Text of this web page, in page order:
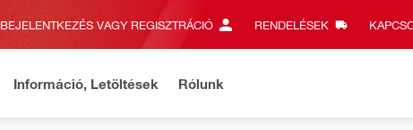
BEJELENTKEZÉS VAGY REGISZTRÁCIÓ RENDELÉSEK
Információ, Letöltések Rólunk